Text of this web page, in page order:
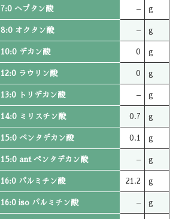
7:0 ヘプタン酸 – g
8:0 オクタン酸 – g
10:0 デカン酸 0 g
12:0 ラウリン酸 0 g
13:0 トリデカン酸 – g
14:0 ミリスチン酸 0.7 g
15:0 ペンタデカン酸 0.1 g
15:0 ant ペンタデカン酸 – g
16:0 パルミチン酸 21.2 g
16:0 iso パルミチン酸 – g